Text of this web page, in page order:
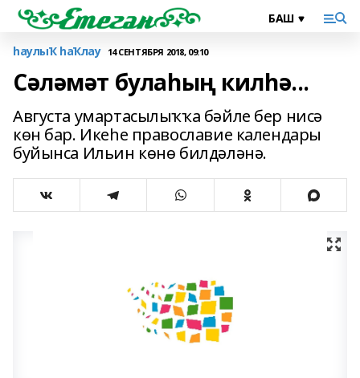
һаулыҠ һаҠлау 14 СЕНТЯБРЯ 2018, 09:10
Сәләмәт булаһың килһә...
Августа умартасылыҡҡа бәйле бер нисә
көн бар. Икеһе православие календары
буйынса Ильин көнө билдәләнә.